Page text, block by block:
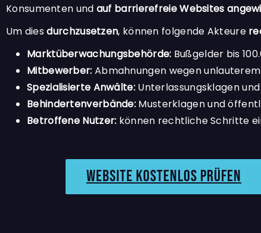
Konsumenten und auf barrierefreie Websites
Um diesdurchzusetzen, können folgende Akteure
Marktüberwachungsbehörde: Bußgelder bis
Mitbewerber: Abmahnungen wegen
Spezialisierte Anwälte:Unterlassungsklagen
Behindertenverbände: Musterklagen und
Betroffene Nutzer: können rechtliche Schritte
Website kostenlos prüfen